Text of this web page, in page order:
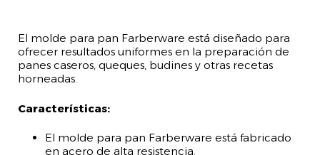
El molde para pan Farberware está diseñado para
ofrecer resultados uniformes en la preparación de
panes caseros, queques, budines y otras recetas
horneadas.
Características:
El molde para pan Farberware está fabricado
en acero de alta resistencia.